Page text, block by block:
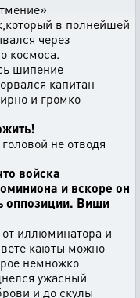
в полнейшей
через
космоса.
шипение
капитан
и громко
не отводя
войска
и вскоре он
оппозиции. Виши
от иллюминатора и
каюты можно
немножко
ужасный
и до скулы